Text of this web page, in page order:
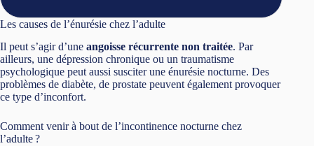
Les causes de l’énurésie chez l’adulte
Il peut s’agir d’une angoisse récurrente non traitée. Par
ailleurs, une dépression chronique ou un traumatisme
psychologique peut aussi susciter une énurésie nocturne. Des
problèmes de diabète, de prostate peuvent également provoquer
ce type d’inconfort.
Comment venir à bout de l’incontinence nocturne chez
l’adulte ?